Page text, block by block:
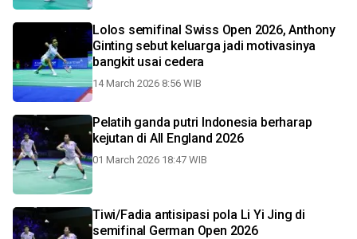
Lolos semifinal Swiss Open 2026, Anthony
Ginting sebut keluarga jadi motivasinya
bangkit usai cedera
14 March 2026 8:56 WIB
Pelatih ganda putri Indonesia berharap
kejutan di All England 2026
01 March 2026 18:47 WIB
Tiwi/Fadia antisipasi pola Li Yi Jing di
semifinal German Open 2026